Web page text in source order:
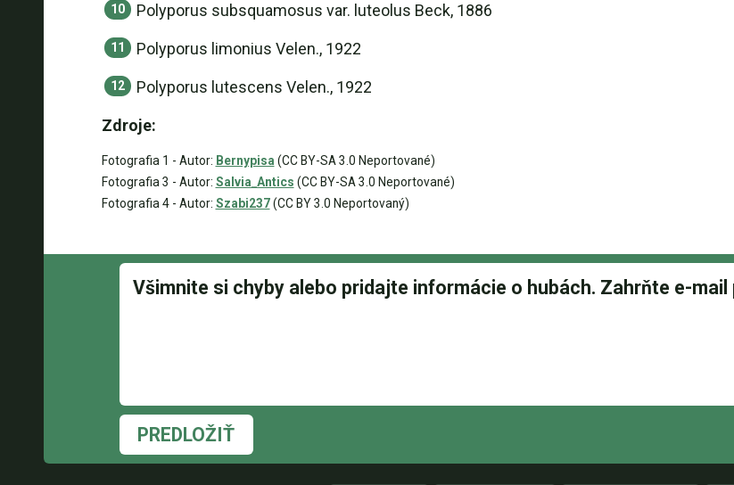
Polyporus subsquamosus var. luteolus Beck, 1886
Polyporus limonius Velen., 1922
Polyporus lutescens Velen., 1922
Zdroje:
Fotografia 1 - Autor: Bernypisa (CC BY-SA 3.0 Neportované)
Fotografia 3 - Autor: Salvia_Antics (CC BY-SA 3.0 Neportované)
Fotografia 4 - Autor: Szabi237(CC BY 3.0 Neportovaný)
PREDLOŽIŤ